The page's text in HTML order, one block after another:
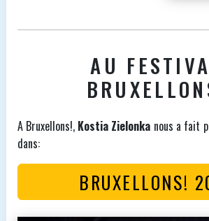
AU
A Bruxellons!, Kostia Zielonka nous a fait
dans:
BRUXELLONS!